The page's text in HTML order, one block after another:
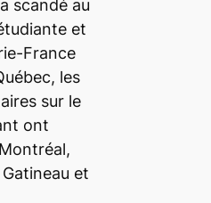
scandé au
et
France
les
sur le
ont
et